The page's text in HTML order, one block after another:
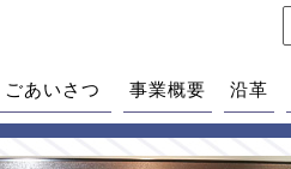
ごあいさつ 事業概要 沿革